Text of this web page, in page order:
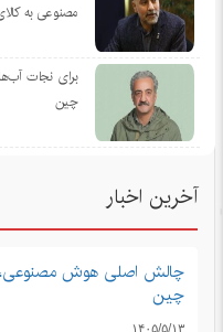
مصنوعی به
برای نجات
چین
آخرین اخبار
چالش اصلی هوش مصنوعی،
چین
۱۴۰۵/۵/۱۳